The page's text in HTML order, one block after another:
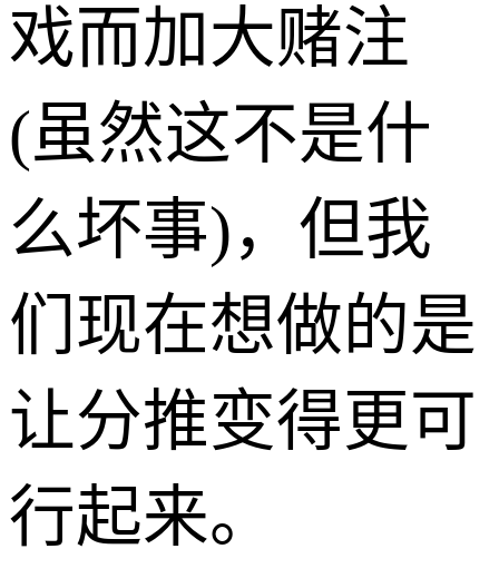
戏而加大赌注
(虽然这不是什
么坏事)，但我
们现在想做的是
让分推变得更可
行起来。